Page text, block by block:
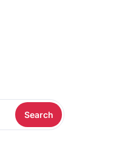
Search